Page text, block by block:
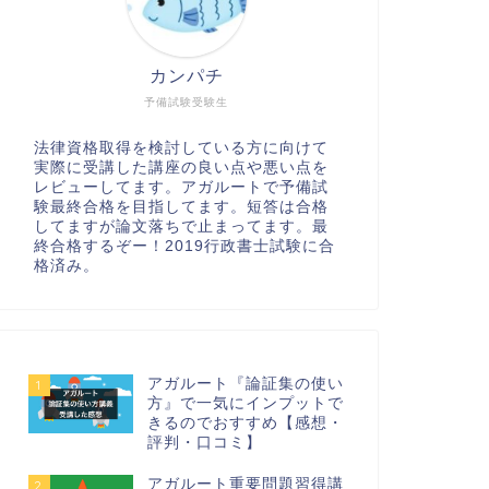
予備試験受験生
カンパチ
法律資格取得を検討している方に向けて
実際に受講した講座の良い点や悪い点を
レビューしてます。アガルートで予備試
験最終合格を目指してます。短答は合格
してますが論文落ちで止まってます。最
終合格するぞー！2019行政書士試験に合
格済み。
1
アガルート『論証集の使い
方』で一気にインプットで
きるのでおすすめ【感想・
評判・口コミ】
2 アガルート重要問題習得講